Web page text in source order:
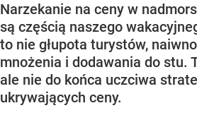
Narzekanie na ceny w
są częścią naszego
to nie głupota turystów,
mnożenia i dodawania do stu.
ale nie do końca uczciwa
ukrywających ceny.